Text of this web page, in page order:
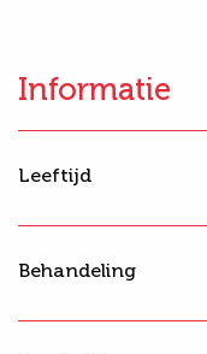
Informatie
Leeftijd
Behandeling